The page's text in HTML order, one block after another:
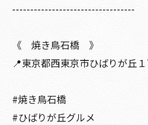
----------------------------------
《 焼き鳥石橋 》
📍東京都西東京市ひばりが丘
#焼き鳥石橋
#ひばりが丘グルメ